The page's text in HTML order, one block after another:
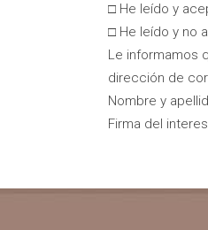
□ He leído y
□ He leído y no
Le informamos
dirección de
Nombre y
Firma del